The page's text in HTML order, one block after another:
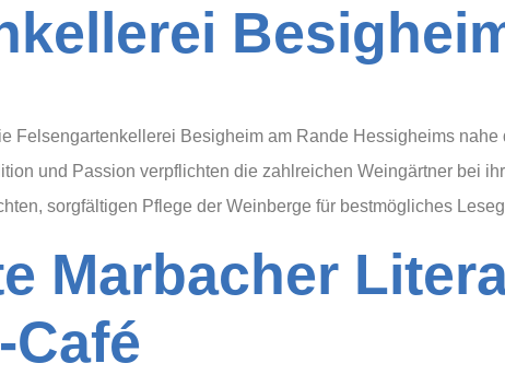
Felsengartenkellerei Besigheim am Rande Hessigheims
und Passion verpflichten die zahlreichen Weingärtner bei
sorgfältigen Pflege der Weinberge für bestmögliches
Marbacher
Café